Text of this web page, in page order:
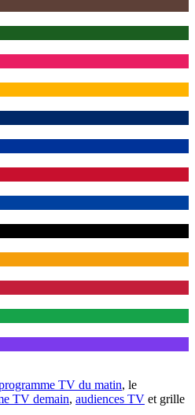
TV du matin, le
TV demain, audiences TV et grille